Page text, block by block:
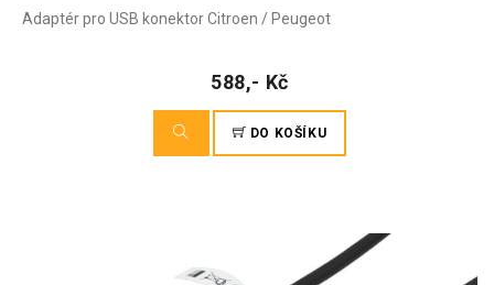
Adaptér pro USB konektor Citroen / Peugeot
588,- Kč
DO KOŠÍKU